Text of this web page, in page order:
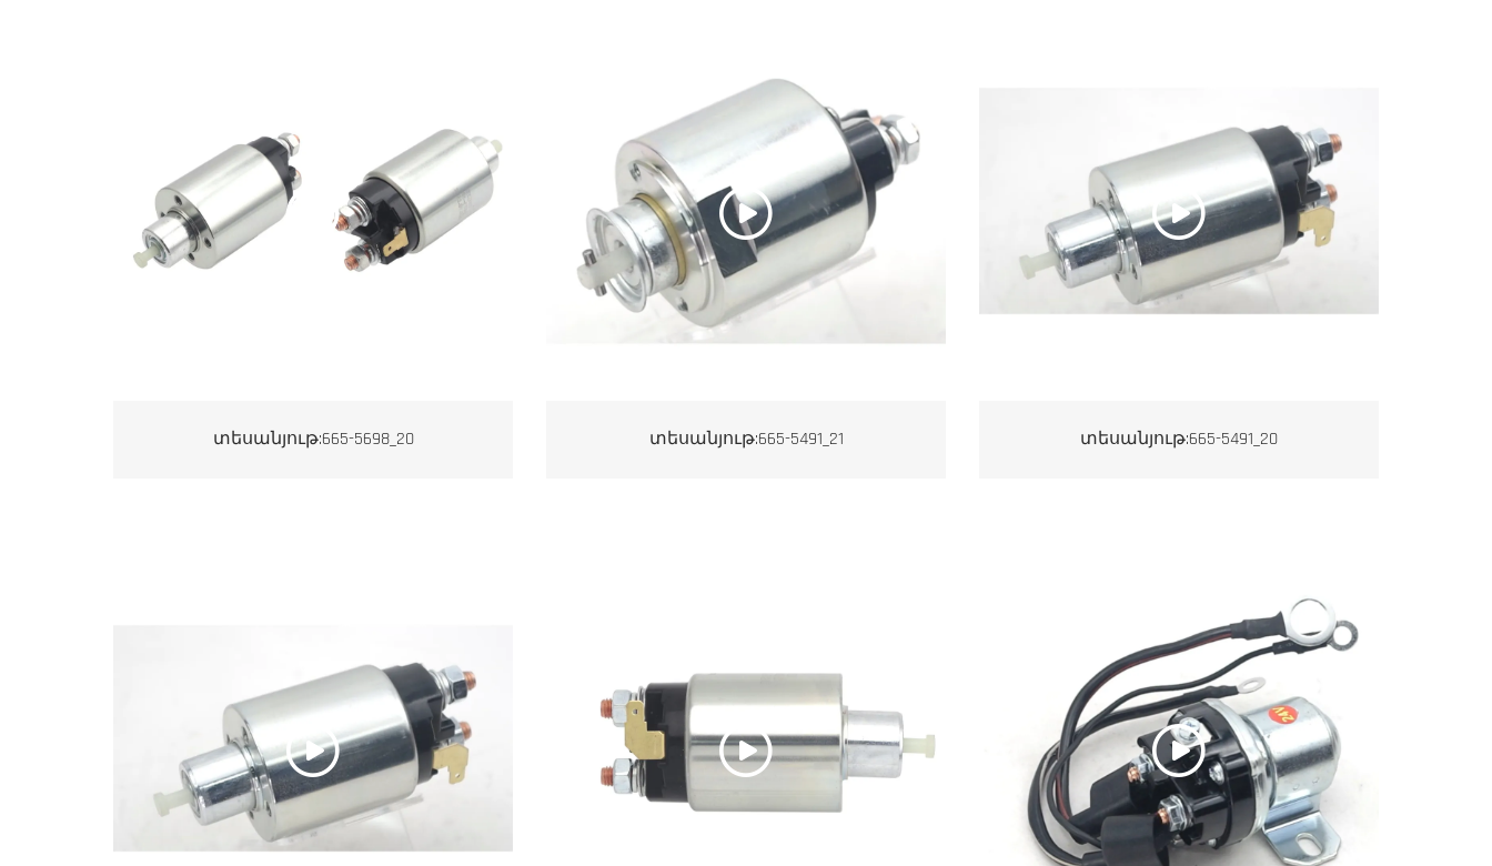
տեսանյութ:665-5698_20 տեսանյութ:665-5491_21 տեսանյութ:665-5491_20